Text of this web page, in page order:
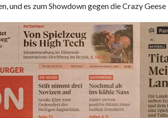
und es zum Showdown gegen die Crazy